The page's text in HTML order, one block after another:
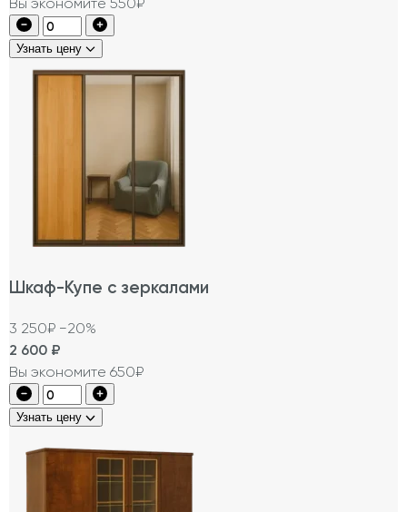
Узнать цену
Шкаф-Купе с зеркалами
3 250₽ −20%
2 600 ₽
Вы экономите 650₽
Узнать цену